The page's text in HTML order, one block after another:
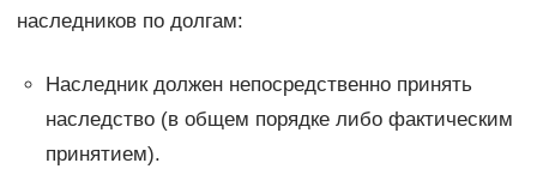
наследников по долгам:
Наследник должен непосредственно принять
наследство (в общем порядке либо фактическим
принятием).